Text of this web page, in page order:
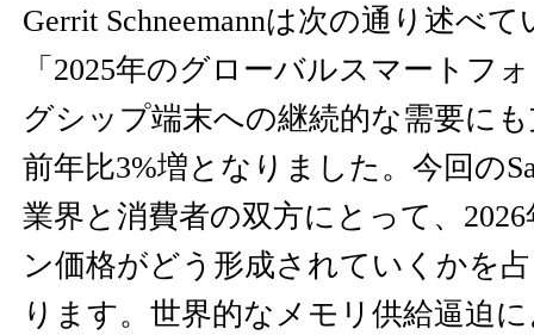
Gerrit Schneemannは次の通り述べ
「2025年のグローバルスマートフ
グシップ端末への継続的な需要に
前年比3%増となりました。今回の
業界と消費者の双方にとって、
ン価格がどう形成されていくかを
ります。世界的なメモリ供給逼迫